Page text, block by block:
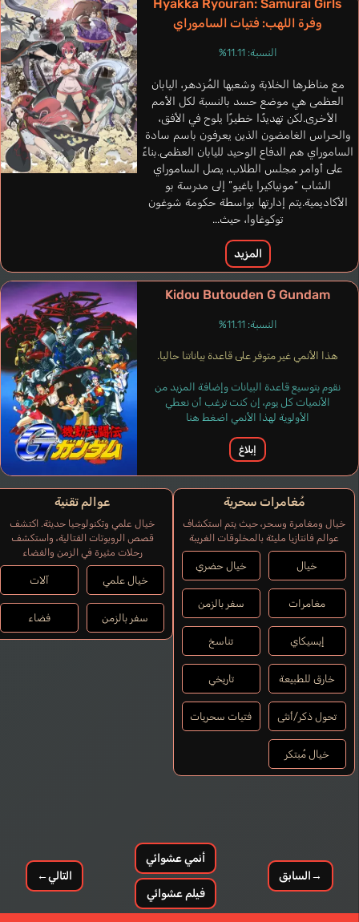
إنجليزي
Dogor
Yabe Masahito
Hyakka Ryouran: Samurai Girls
وفرة اللهب: فتيات الساموراي
النسبة: 11.11%
مع مناظرها الخلابة وشعبها المُزدهر، اليابان
العظمى هي موضع حسد بالنسبة لكل الأمم
الأخرى.لكن تهديدًا خطيرًا يلوح في الأفق،
والحراس الغامضون الذين يعرفون باسم سادة
الساموراي هم الدفاع الوحيد لليابان العظمى.بناءً
على أوامر مجلس الطلاب، يصل الساموراي
الشاب “مونياكيرا ياغيو” إلى مدرسة بو
الأكاديمية.يتم إدارتها بواسطة حكومة شوغون
توكوغاوا، حيث...
المزيد
Kidou Butouden G Gundam
النسبة: 11.11%
هذا الأنمي غير متوفر على قاعدة بياناتنا حاليا.
نقوم بتوسيع قاعدة البيانات وإضافة المزيد من
الأنميات كل يوم، إن كنت ترغب أن نعطي
الأولوية لهذا الأنمي اضغط هنا
إبلاغ
مُغامرات سحرية
خيال ومغامرة وسحر، حيث يتم استكشاف
عوالم فانتازيا مليئة بالمخلوقات الغريبة
خيال خيال حضري
مغامرات سفر بالزمن
إيسيكاي تناسخ
خارق للطبيعة تاريخي
تحول ذكر/أنثى فتيات سحريات
خيال مُبتكر
عوالم تقنية
خيال علمي وتكنولوجيا حديثة. اكتشف
قصص الروبوتات القتالية، واستكشف
رحلات مثيرة في الزمن والفضاء
خيال علمي آلات
سفر بالزمن فضاء
→السابق
أنمي عشوائي
فيلم عشوائي
التالي←